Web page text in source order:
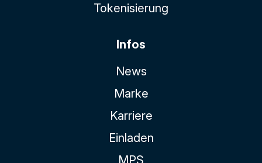
Tokenisierung
Infos
News
Marke
Karriere
Einladen
MPS